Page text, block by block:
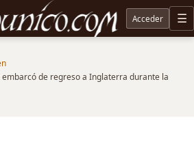
los Anillos, Los Anillos de Poder, La Caza de Gollum, la
Acceder
embarcó de regreso a Inglaterra durante la